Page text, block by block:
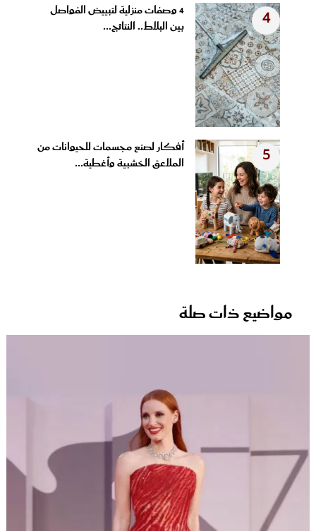
4
4 وصفات منزلية لتبييض الفواصل
بين البلاط.. النتائج...
5
أفكار لصنع مجسمات للحيوانات من
الملاعق الخشبية وأغطية...
مواضيع ذات صلة